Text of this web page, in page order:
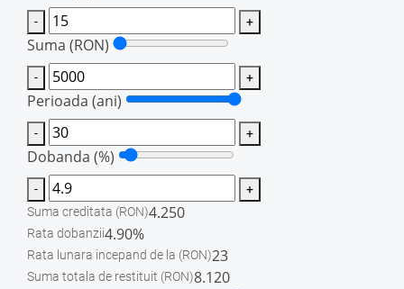
- +
Suma (RON)
- +
Perioada (ani)
- +
Dobanda (%)
- +
Suma creditata (RON)4.250
Rata dobanzii4.90%
Rata lunara incepand de la (RON)23
Suma totala de restituit (RON)8.120